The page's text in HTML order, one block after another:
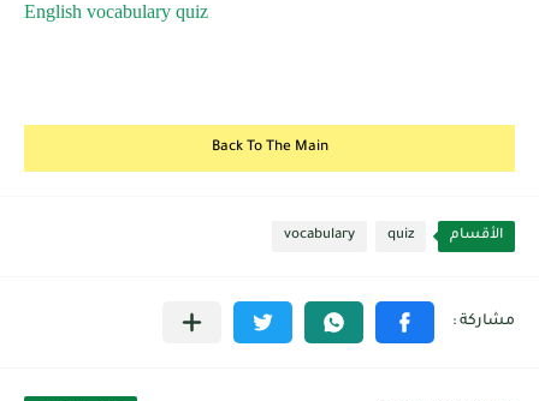
English vocabulary quiz
Back To The Main
الأقسام quiz
vocabulary